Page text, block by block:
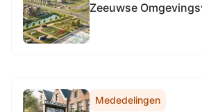
Zeeuwse
Mededelingen